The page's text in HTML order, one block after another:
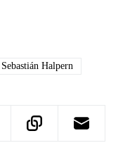
Sebastián Halpern